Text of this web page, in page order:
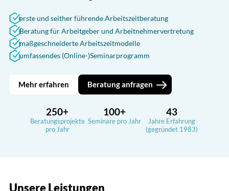
erste und seither führende Arbeitszeitberatung
Beratung für Arbeitgeber und Arbeitnehmervertretung
maßgeschneiderte Arbeitszeitmodelle
umfassendes (Online-)Seminarprogramm
Mehr erfahren Beratung anfragen
250+
Beratungsprojekte
pro Jahr
100+
Seminare pro Jahr
43
Jahre Erfahrung
(gegründet 1983)
Unsere Leistungen